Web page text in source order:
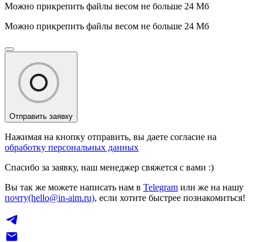
Можно прикрепить файлы весом не больше 24 Мб
Можно прикрепить файлы весом не больше 24 Мб
Отправить заявку
Нажимая на кнопку отправить, вы даете согласие на
обработку персональных данных
Спасибо за заявку, наш менеджер свяжется с вами :)
Вы так же можете написать нам в Telegram или же на нашу
почту(hello@in-aim.ru), если хотите быстрее познакомиться!